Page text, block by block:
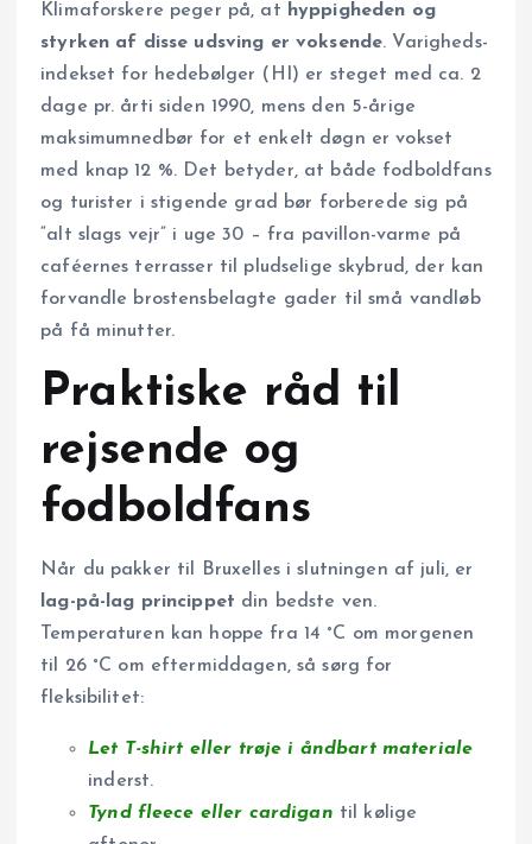
Klimaforskere peger på, at hyppigheden og
styrken af disse udsving er voksende. Varigheds­
indekset for hedebølger (HI) er steget med ca. 2
dage pr. årti siden 1990, mens den 5-årige
maksimum­nedbør for et enkelt døgn er vokset
med knap 12 %. Det betyder, at både fodboldfans
og turister i stigende grad bør forberede sig på
“alt slags vejr” i uge 30 – fra pavillon-varme på
caféernes terrasser til pludselige skybrud, der kan
forvandle brostens­belagte gader til små vandløb
på få minutter.
Praktiske råd til
rejsende og
fodboldfans
Når du pakker til Bruxelles i slutningen af juli, er
lag-på-lag princippet din bedste ven.
Temperaturen kan hoppe fra 14 °C om morgenen
til 26 °C om eftermiddagen, så sørg for
fleksibilitet:
Let T-shirt eller trøje i åndbart materiale
inderst.
Tynd fleece eller cardigan til kølige